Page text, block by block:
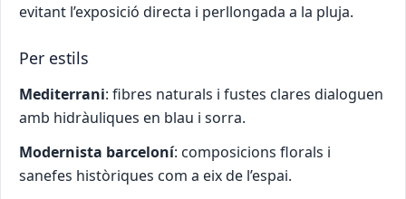
evitant l’exposició directa i perllongada a la pluja.
Per estils
Mediterrani: fibres naturals i fustes clares dialoguen
amb hidràuliques en blau i sorra.
Modernista barceloní: composicions florals i
sanefes històriques com a eix de l’espai.